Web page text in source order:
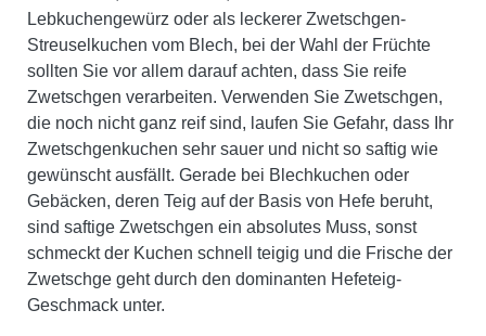
Lebkuchengewürz oder als leckerer Zwetschgen-
Streuselkuchen vom Blech, bei der Wahl der Früchte
sollten Sie vor allem darauf achten, dass Sie reife
Zwetschgen verarbeiten. Verwenden Sie Zwetschgen,
die noch nicht ganz reif sind, laufen Sie Gefahr, dass Ihr
Zwetschgenkuchen sehr sauer und nicht so saftig wie
gewünscht ausfällt. Gerade bei Blechkuchen oder
Gebäcken, deren Teig auf der Basis von Hefe beruht,
sind saftige Zwetschgen ein absolutes Muss, sonst
schmeckt der Kuchen schnell teigig und die Frische der
Zwetschge geht durch den dominanten Hefeteig-
Geschmack unter.